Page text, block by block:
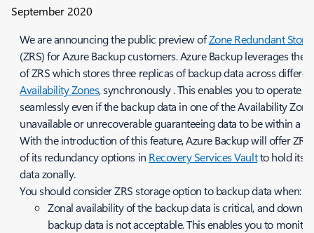
September 2020
We are announcing the public preview ofZone Redundant
(ZRS) for Azure Backup customers. Azure Backup leverages the
of ZRS which stores three replicas of backup data across
Availability Zones,synchronously. This enables you to operate
seamlessly even if the backup data in one of the Availability
unavailable or unrecoverable guaranteeing data to be within a
With the introduction of this feature, Azure Backup will offer ZRS
of its redundancy options in Recovery Services Vaultto hold its
data zonally.
You should consider ZRS storage option to backup data when:
Zonal availability of the backup data is critical, and
backup data is not acceptable. This enables you to